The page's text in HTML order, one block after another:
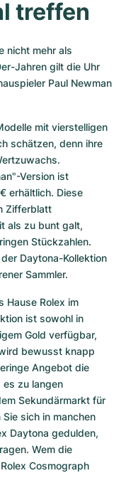
treffen
nicht mehr als
Jahren gilt die Uhr
Paul Newman
mit vierstelligen
schätzen, denn ihre
Version ist
erhältlich. Diese
Zifferblatt
als zu bunt galt,
Stückzahlen.
Daytona-Kollektion
Sammler.
Hause Rolex im
ist sowohl in
Gold verfügbar,
bewusst knapp
Angebot die
zu langen
Sekundärmarkt für
sich in manchen
Daytona gedulden,
Wem die
Cosmograph